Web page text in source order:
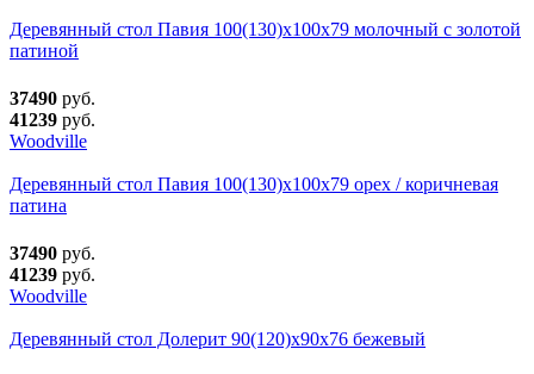
Деревянный стол Павия 100(130)х100х79 молочный с золотой
патиной
37490 руб.
41239 руб.
Woodville
Деревянный стол Павия 100(130)х100х79 орех / коричневая
патина
37490 руб.
41239 руб.
Woodville
Деревянный стол Долерит 90(120)х90х76 бежевый